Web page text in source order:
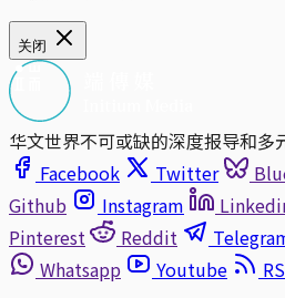
关闭
华文世界不可或缺的深度报导和多
Facebook
Twitter
Github
Instagram
Pinterest
Reddit
Whatsapp
Youtube